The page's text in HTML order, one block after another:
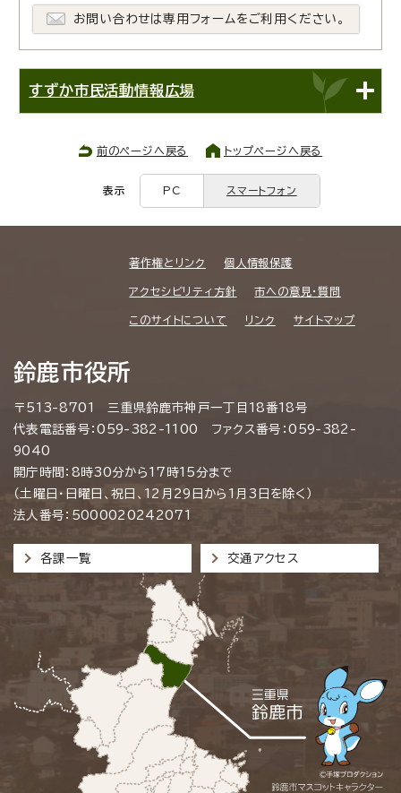
お問い合わせは専用フォームをご利用ください。
すずか市民活動情報広場
前のページへ戻る トップページへ戻る
表示 PC スマートフォン
著作権とリンク 個人情報保護
アクセシビリティ方針 市への意見・質問
このサイトについて リンク サイトマップ
鈴鹿市役所
〒513-8701 三重県鈴鹿市神戸一丁目18番18号
代表電話番号：059-382-1100 ファクス番号：059-382-
9040
開庁時間：8時30分から17時15分まで
（土曜日・日曜日、祝日、12月29日から1月3日を除く）
法人番号：5000020242071
各課一覧 交通アクセス